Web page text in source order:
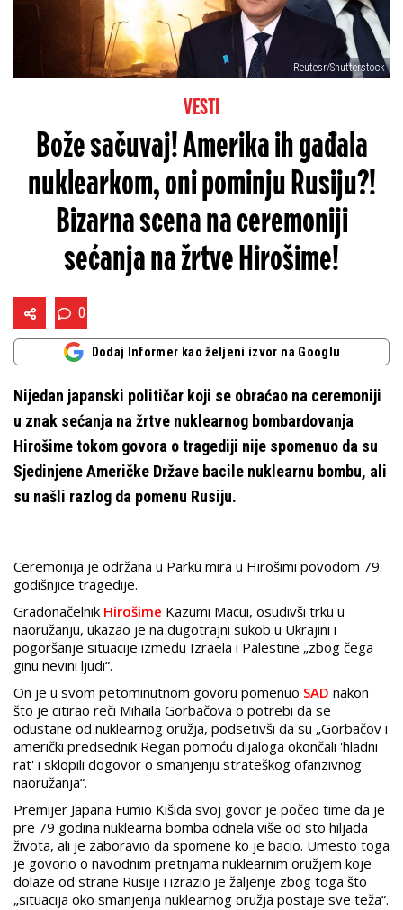
Reutesr/Shutterstock
VESTI
Bože sačuvaj! Amerika ih gađala
nuklearkom, oni pominju Rusiju?!
Bizarna scena na ceremoniji
sećanja na žrtve Hirošime!
0
Dodaj Informer kao željeni izvor na Googlu
Nijedan japanski političar koji se obraćao na ceremoniji
u znak sećanja na žrtve nuklearnog bombardovanja
Hirošime tokom govora o tragediji nije spomenuo da su
Sjedinjene Američke Države bacile nuklearnu bombu, ali
su našli razlog da pomenu Rusiju.
Ceremonija je održana u Parku mira u Hirošimi povodom 79.
godišnjice tragedije.
Gradonačelnik Hirošime Kazumi Macui, osudivši trku u
naoružanju, ukazao je na dugotrajni sukob u Ukrajini i
pogoršanje situacije između Izraela i Palestine „zbog čega
ginu nevini ljudi“.
On je u svom petominutnom govoru pomenuo SAD nakon
što je citirao reči Mihaila Gorbačova o potrebi da se
odustane od nuklearnog oružja, podsetivši da su „Gorbačov i
američki predsednik Regan pomoću dijaloga okončali 'hladni
rat' i sklopili dogovor o smanjenju strateškog ofanzivnog
naoružanja“.
Premijer Japana Fumio Kišida svoj govor je počeo time da je
pre 79 godina nuklearna bomba odnela više od sto hiljada
života, ali je zaboravio da spomene ko je bacio. Umesto toga
je govorio o navodnim pretnjama nuklearnim oružjem koje
dolaze od strane Rusije i izrazio je žaljenje zbog toga što
„situacija oko smanjenja nuklearnog oružja postaje sve teža“.